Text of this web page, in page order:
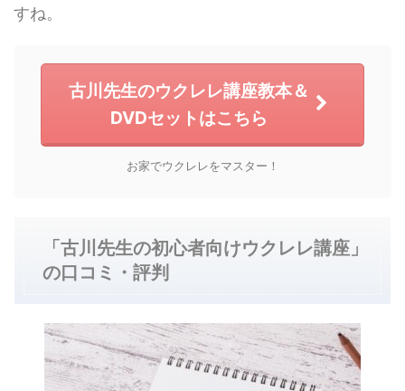
すね。
古川先生のウクレレ講座教本＆
DVDセットはこちら
お家でウクレレをマスター！
「古川先生の初心者向けウクレレ講座」
の口コミ・評判